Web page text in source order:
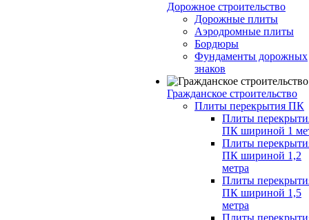
Дорожное строительство
Дорожные плиты
Аэродромные плиты
Бордюры
Фундаменты дорожных
знаков
Гражданское строительство
Плиты перекрытия ПК
Плиты
ПК шириной 1
Плиты
ПК шириной 1,2
метра
Плиты
ПК шириной 1,5
метра
Плиты